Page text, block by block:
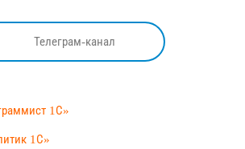
Телеграм-канал
1С»
1С»